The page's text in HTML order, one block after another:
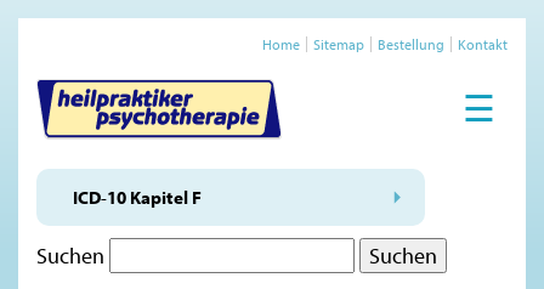
Home Sitemap Bestellung Kontakt
☰
ICD-10 Kapitel F
Suchen